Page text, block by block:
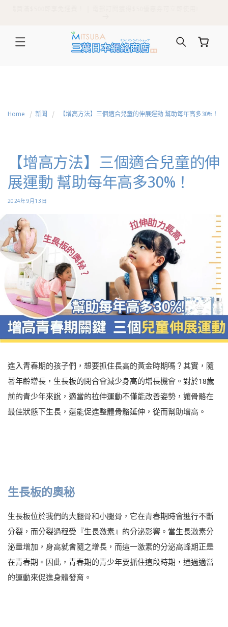
物
Home 新聞 【增高方法】三個適合兒童的伸展運動 幫助每年高多30%！
【增高方法】三個適合兒童的伸
展運動 幫助每年高多30%！
2024年9月13日
進入青春期的孩子們，想要抓住長高的黃金時期嗎？其實，隨
著年齡增長，生長板的閉合會減少身高的增長機會。對於18歲
前的青少年來說，適當的拉伸運動不僅能改善姿勢，讓骨骼在
最佳狀態下生長，還能促進整體骨骼延伸，從而幫助增高。
生長板的奧秘
生長板位於我們的大腿骨和小腿骨，它在青春期時會進行不斷
分裂，而分裂過程受『生長激素』的分泌影響。當生長激素分
泌量增加，身高就會隨之增長，而這一激素的分泌高峰期正是
在青春期。因此，青春期的青少年要抓住這段時期，通過適當
的運動來促進身體發育。